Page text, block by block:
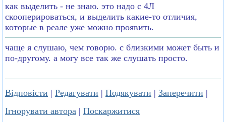
как выделить - не знаю. это надо с 4Л
скооперироваться, и выделить какие-то отличия,
которые в реале уже можно проявить.
чаще я слушаю, чем говорю. с близкими может быть и
по-другому. а могу все так же слушать просто.
Відповісти | Редагувати | Подякувати | Заперечити |
Ігнорувати автора | Поскаржитися